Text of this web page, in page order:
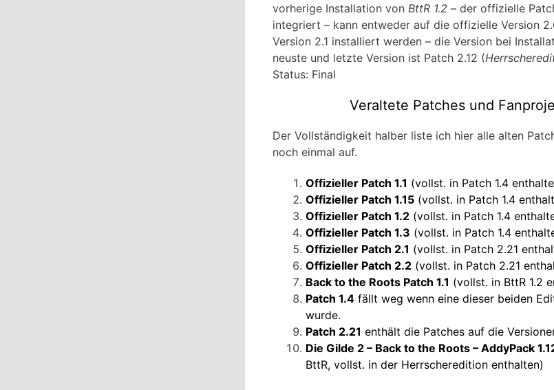
vorherige Installation von BttR 1.2 – der offizielle
integriert – kann entweder auf die offizielle Version
Version 2.1 installiert werden – die Version bei
neuste und letzte Version ist Patch 2.12 (
Status: Final
Veraltete Patches und
Der Vollständigkeit halber liste ich hier alle alten
noch einmal auf.
Offizieller Patch 1.1 (vollst. in Patch 1.4
Offizieller Patch 1.15 (vollst. in Patch 1.4
Offizieller Patch 1.2 (vollst. in Patch 1.4
Offizieller Patch 1.3 (vollst. in Patch 1.4
Offizieller Patch 2.1 (vollst. in Patch 2.21
Offizieller Patch 2.2 (vollst. in Patch 2.21
Back to the Roots Patch 1.1 (vollst. in BttR 1.2
Patch 1.4 fällt weg wenn eine dieser beiden
wurde.
Patch 2.21 enthält die Patches auf die
Die Gilde 2 – Back to the Roots – AddyPack
BttR, vollst. in der Herrscheredition enthalten)